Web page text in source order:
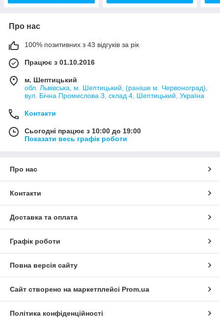
Про нас
100% позитивних з 43 відгуків за рік
Працює з 01.10.2016
м. Шептицький
обл. Львівська, м. Шептицький, (раніше м. Червоноград),
вул. Бічна Промислова 3, склад 4, Шептицький, Україна
Контакти
Сьогодні працює з 10:00 до 19:00
Показати весь графік роботи
Про нас
Контакти
Доставка та оплата
Графік роботи
Повна версія сайту
Сайт створено на маркетплейсі Prom.ua
Політика конфіденційності